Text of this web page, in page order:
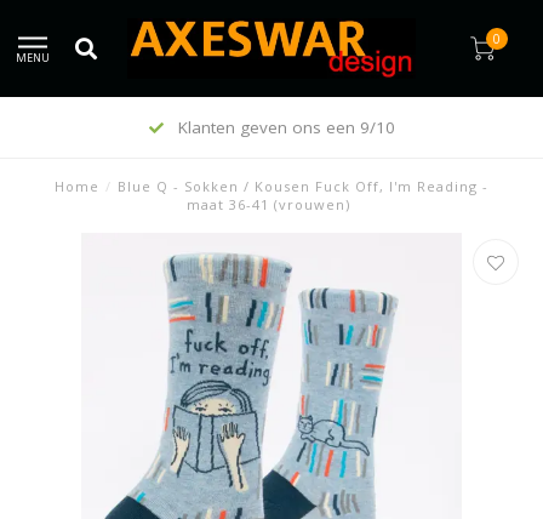
MENU
0
Klanten geven ons een 9/10
Home / Blue Q - Sokken / Kousen Fuck Off, I'm Reading -
maat 36-41 (vrouwen)